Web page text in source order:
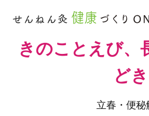
きのことえび、
どき
立春・便秘